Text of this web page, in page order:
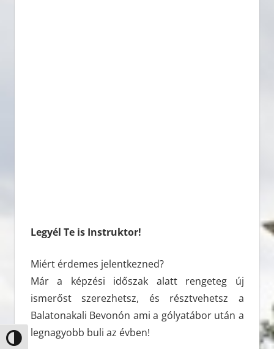
Nagy kontraszt váltása
Legyél Te is Instruktor!
Miért érdemes jelentkezned?
Már a képzési időszak alatt rengeteg új
ismerőst szerezhetsz, és résztvehetsz a
Balatonakali Bevonón ami a gólyatábor után a
legnagyobb buli az évben!